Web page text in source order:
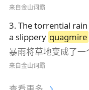
来自金山词霸
3.The torrential
a slippery quagmire
暴雨将草地变成了一
来自金山词霸